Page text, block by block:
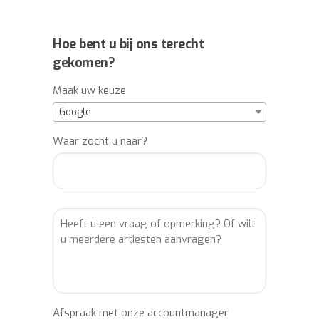
Hoe bent u bij ons terecht
gekomen?
Maak uw keuze
Google
Waar zocht u naar?
Afspraak met onze accountmanager